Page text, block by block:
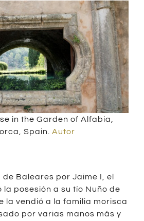
in the Garden of Alfabia,
Spain. Autor
Baleares por Jaime I, el
posesión a su tío Nuño de
la vendió a la familia morisca
por varias manos más y